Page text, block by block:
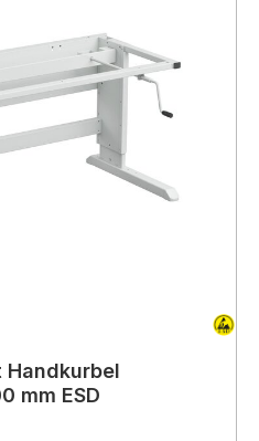
Handkurbel
mm ESD